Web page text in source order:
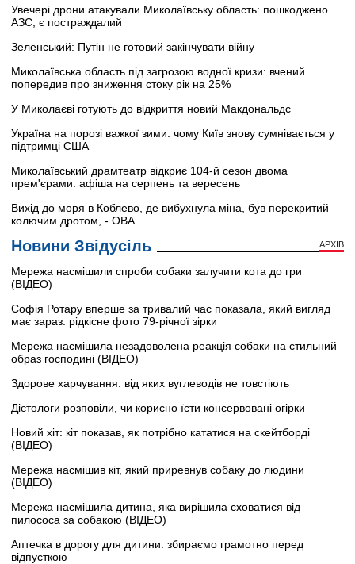
Увечері дрони атакували Миколаївську область: пошкоджено
АЗС, є постраждалий
Зеленський: Путін не готовий закінчувати війну
Миколаївська область під загрозою водної кризи: вчений
попередив про зниження стоку рік на 25%
У Миколаєві готують до відкриття новий Макдональдс
Україна на порозі важкої зими: чому Київ знову сумнівається у
підтримці США
Миколаївський драмтеатр відкриє 104-й сезон двома
прем'єрами: афіша на серпень та вересень
Вихід до моря в Коблево, де вибухнула міна, був перекритий
колючим дротом, - ОВА
Новини Звідусіль АРХІВ
Мережа насмішили спроби собаки залучити кота до гри
(ВІДЕО)
Софія Ротару вперше за тривалий час показала, який вигляд
має зараз: рідкісне фото 79-річної зірки
Мережа насмішила незадоволена реакція собаки на стильний
образ господині (ВІДЕО)
Здорове харчування: від яких вуглеводів не товстіють
Дієтологи розповіли, чи корисно їсти консервовані огірки
Новий хіт: кіт показав, як потрібно кататися на скейтборді
(ВІДЕО)
Мережа насмішив кіт, який приревнув собаку до людини
(ВІДЕО)
Мережа насмішила дитина, яка вирішила сховатися від
пилососа за собакою (ВІДЕО)
Аптечка в дорогу для дитини: збираємо грамотно перед
відпусткою